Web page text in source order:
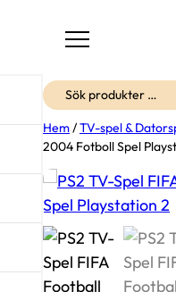
Sök
Hem /TV-spel &
2004 Fotboll Spel